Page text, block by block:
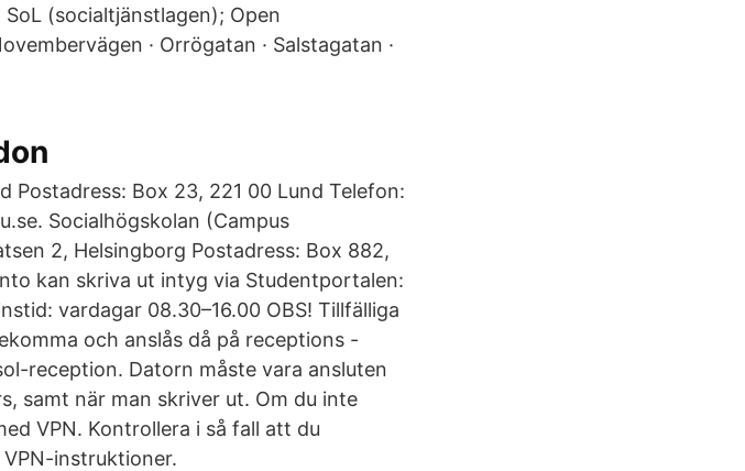
(socialtjänstlagen); Open
· Orrögatan · Salstagatan ·
Postadress: Box 23, 221 00 Lund Telefon:
Socialhögskolan (Campus
2, Helsingborg Postadress: Box 882,
kan skriva ut intyg via Studentportalen:
vardagar 08.30–16.00 OBS! Tillfälliga
och anslås då på receptions -
reception. Datorn måste vara ansluten
samt när man skriver ut. Om du inte
VPN. Kontrollera i så fall att du
instruktioner.